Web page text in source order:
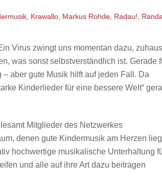
, Krawallo, Markus Rohde, Radau!
Virus zwingt uns momentan dazu,
was sonst selbstverständlich ist. Gerade
aber gute Musik hilft auf jeden Fall. Da
Kinderlieder für eine bessere Welt“
Mitglieder des Netzwerkes
denen gute Kindermusik am Herzen
hochwertige musikalische Unterhaltung
und alle auf ihre Art dazu beitragen